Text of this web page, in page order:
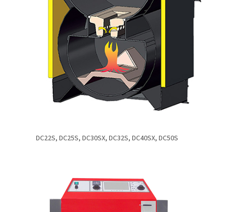
DC22S, DC25S, DC30SX, DC32S, DC40SX, DC50S